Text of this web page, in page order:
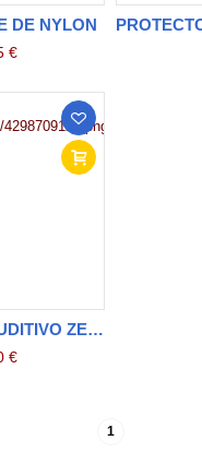
DE NYLON
€
PROTECTOR AUDITIVO ZEN II
€
1